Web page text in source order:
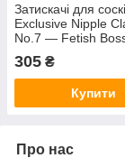
Затискачі для
Exclusive Nipple
No.7 — Fetish
305 ₴
Купити
Про нас